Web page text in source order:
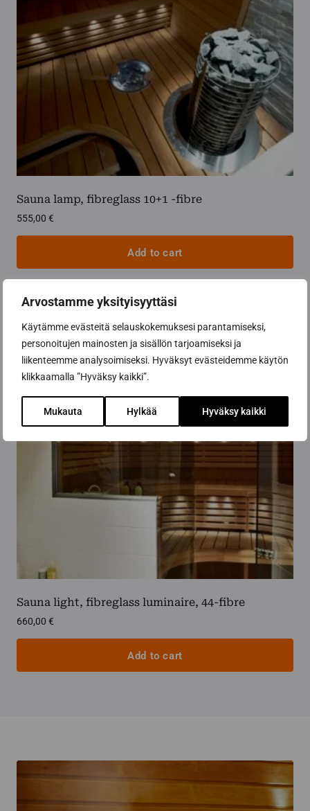
Arvostamme yksityisyyttäsi
Käytämme evästeitä selauskokemuksesi parantamiseksi,
personoitujen mainosten ja sisällön tarjoamiseksi ja
liikenteemme analysoimiseksi. Hyväksyt evästeidemme käytön
klikkaamalla ”Hyväksy kaikki”.
Mukauta Hylkää Hyväksy kaikki
Sauna lamp, fibreglass 10+1 -fibre
555,00 €
Add to cart
Sauna light, fibreglass luminaire, 44-fibre
660,00 €
Add to cart